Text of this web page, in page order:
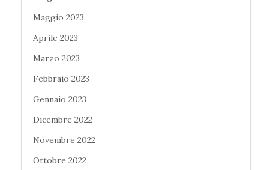
Maggio 2023
Aprile 2023
Marzo 2023
Febbraio 2023
Gennaio 2023
Dicembre 2022
Novembre 2022
Ottobre 2022